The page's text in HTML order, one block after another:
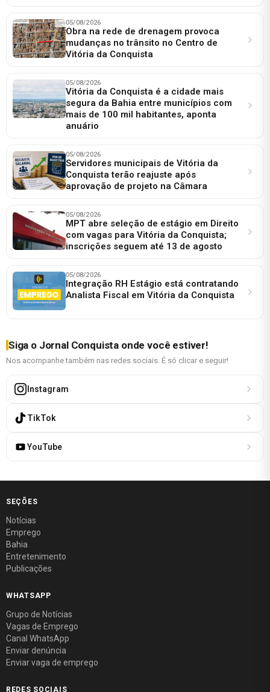
05/08/2026
Obra na rede de drenagem provoca
mudanças no trânsito no Centro de
Vitória da Conquista
05/08/2026
Vitória da Conquista é a cidade mais
segura da Bahia entre municípios com
mais de 100 mil habitantes, aponta
anuário
05/08/2026
Servidores municipais de Vitória da
Conquista terão reajuste após
aprovação de projeto na Câmara
05/08/2026
MPT abre seleção de estágio em Direito
com vagas para Vitória da Conquista;
inscrições seguem até 13 de agosto
05/08/2026
Integração RH Estágio está contratando
Analista Fiscal em Vitória da Conquista
Siga o Jornal Conquista onde você estiver!
Nos acompanhe também nas redes sociais. É só clicar e seguir!
Instagram
TikTok
YouTube
SEÇÕES
Notícias
Emprego
Bahia
Entretenimento
Publicações
WHATSAPP
Grupo de Notícias
Vagas de Emprego
Canal WhatsApp
Enviar denúncia
Enviar vaga de emprego
REDES SOCIAIS